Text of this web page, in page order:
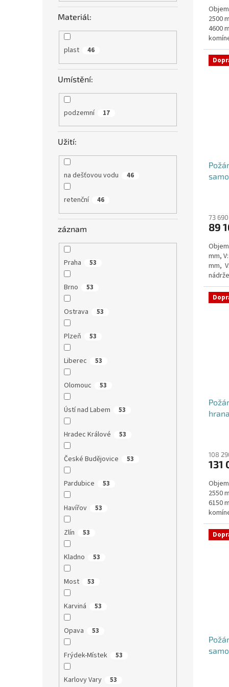
Materiál:
plast 46
Umístění:
podzemní 17
Užití:
na dešťovou vodu 46
retenční 46
záznam
Praha 53
Brno 53
Ostrava 53
Plzeň 53
Liberec 53
Olomouc 53
Ústí nad Labem 53
Hradec Králové 53
České Budějovice 53
Pardubice 53
Havířov 53
Zlín 53
Kladno 53
Most 53
Karviná 53
Opava 53
Frýdek-Místek 53
Karlovy Vary 53
z
5
2500
4600
73
89
mm,
mm,
nádrž
je
z
5
108
131
2550
6150